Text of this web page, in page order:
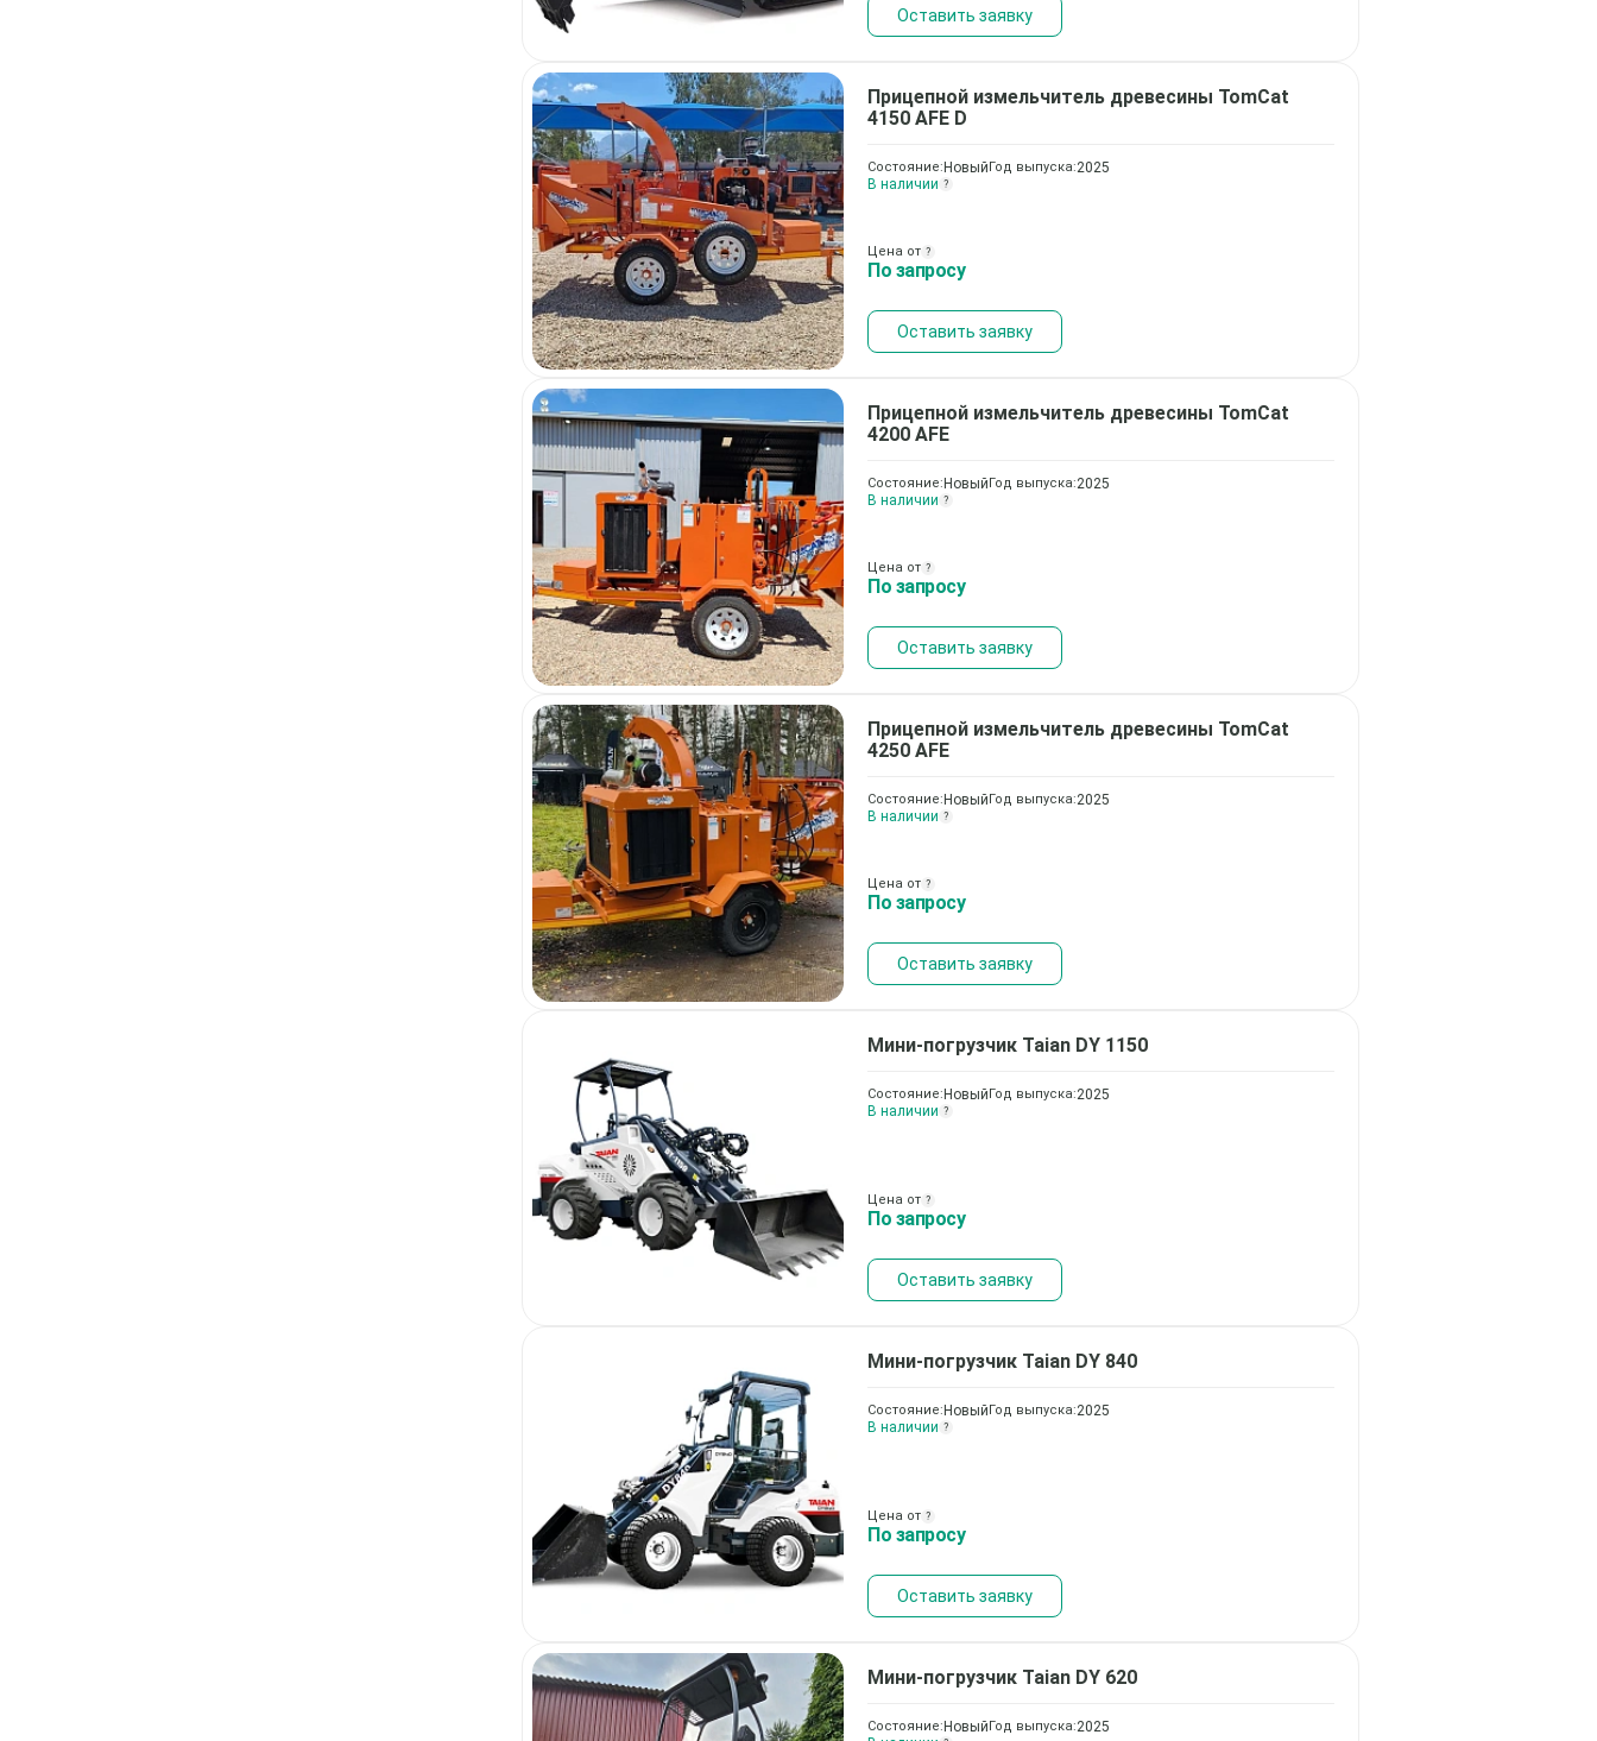
Оставить заявку
Прицепной измельчитель древесины TomCat
4150 AFE D
Состояние: НовыйГод выпуска:2025
В наличии ?
Цена от ?
По запросу
Оставить заявку
Прицепной измельчитель древесины TomCat
4200 AFE
Состояние: НовыйГод выпуска:2025
В наличии ?
Цена от ?
По запросу
Оставить заявку
Прицепной измельчитель древесины TomCat
4250 AFE
Состояние: НовыйГод выпуска:2025
В наличии ?
Цена от ?
По запросу
Оставить заявку
Мини-погрузчик Taian DY 1150
Состояние: НовыйГод выпуска:2025
В наличии ?
Цена от ?
По запросу
Оставить заявку
Мини-погрузчик Taian DY 840
Состояние: НовыйГод выпуска:2025
В наличии ?
Цена от ?
По запросу
Оставить заявку
Мини-погрузчик Taian DY 620
Состояние: НовыйГод выпуска:2025